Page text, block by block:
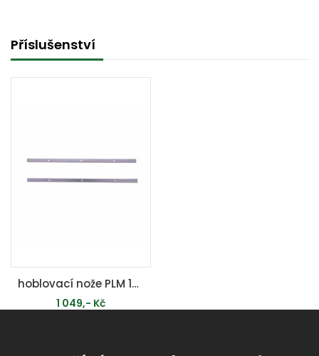
Příslušenství
hoblovací nože PLM 1800 (sada 2 ks)
1 049,- Kč